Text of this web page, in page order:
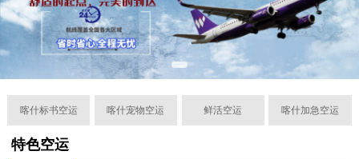
喀什标书空运 喀什宠物空运 鲜活空运 喀什加急空运
特色空运